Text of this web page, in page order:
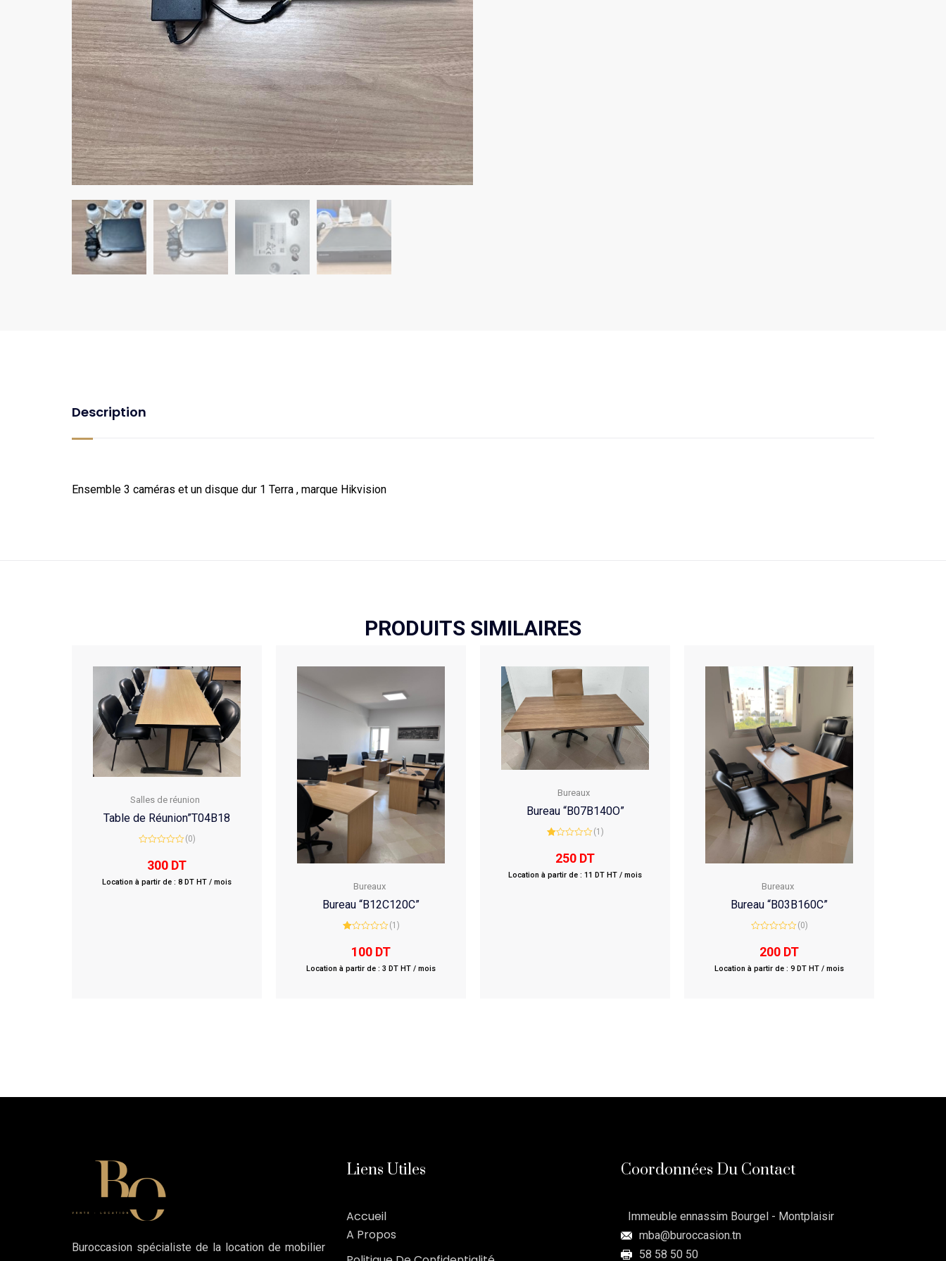
Description
Ensemble 3 caméras et un disque dur 1 Terra , marque Hikvision
PRODUITS SIMILAIRES
Salles de réunion
Table de Réunion”T04B18
out
5
(0)
300 DT
Location à partir de : 8 DT HT / mois Bureaux
Bureau “B12C120C”
1.00
5
(1)
100 DT
Location à partir de : 3 DT HT / mois
Bureaux
Bureau “B07B140O”
1.00
out
5
(1)
250 DT
Location à partir de : 11 DT HT / mois
Bureaux
Bureau “B03B160C”
out
5
(0)
200 DT
Location à partir de : 9 DT HT / mois
Buroccasion spécialiste de la location de mobilier
Liens Utiles
Accueil
A Propos
Coordonnées Du Contact
Immeuble ennassim Bourgel - Montplaisir
mba@buroccasion.tn
58 58 50 50